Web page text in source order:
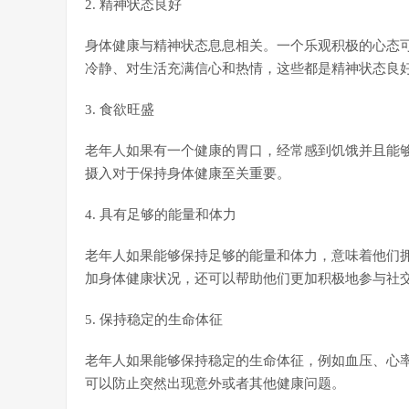
2. 精神状态良好
身体健康与精神状态息息相关。一个乐观积极的心
冷静、对生活充满信心和热情，这些都是精神状态良
3. 食欲旺盛
老年人如果有一个健康的胃口，经常感到饥饿并且
摄入对于保持身体健康至关重要。
4. 具有足够的能量和体力
老年人如果能够保持足够的能量和体力，意味着他
加身体健康状况，还可以帮助他们更加积极地参与社
5. 保持稳定的生命体征
老年人如果能够保持稳定的生命体征，例如血压、
可以防止突然出现意外或者其他健康问题。